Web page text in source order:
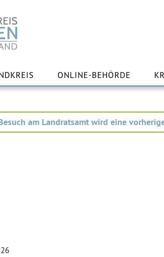
Inhalt
springen
ONLINE-BEHÖRDE
am Landratsamt wird eine